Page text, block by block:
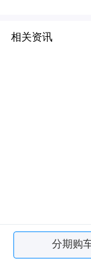
相关资讯
分期购